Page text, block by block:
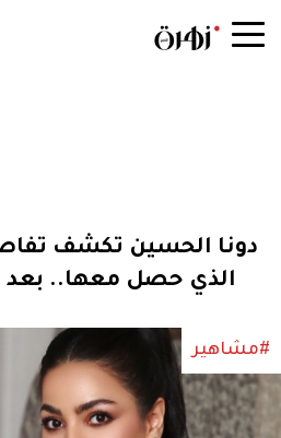
دونا الحسين تكشف
الذي حصل معها.. بعد 3 أيام من الزواج
#مشاهير